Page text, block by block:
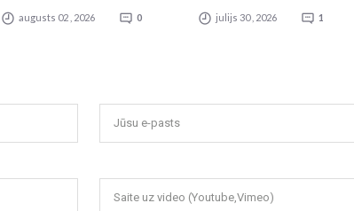
augusts 02 , 2026 0 julijs 30 , 2026 1
Jūsu e-pasts
Saite uz video (Youtube,Vimeo)